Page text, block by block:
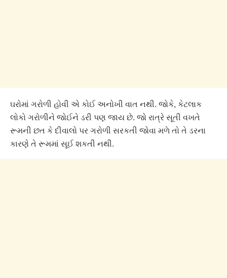
ઘરોમાં ગરોળી હોવી એ કોઈ અનોખી વાત નથી. જોકે, કેટલાક
લોકો ગરોળીને જોઈને ડરી પણ જાય છે. જો રાત્રે સૂતી વખતે
રૂમની છત કે દીવાલો પર ગરોળી સરકતી જોવા મળે તો તે ડરના
કારણે તે રૂમમાં સૂઈ શકતી નથી.